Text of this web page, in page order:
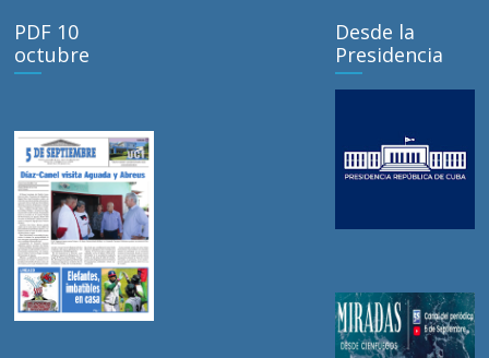
PDF 10
octubre
Desde la
Presidencia